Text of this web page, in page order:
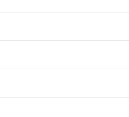
Appartements de Vacances à Sud de la
Appartements de Vacances à Sud de la
Appartements de Vacances à Sud de la